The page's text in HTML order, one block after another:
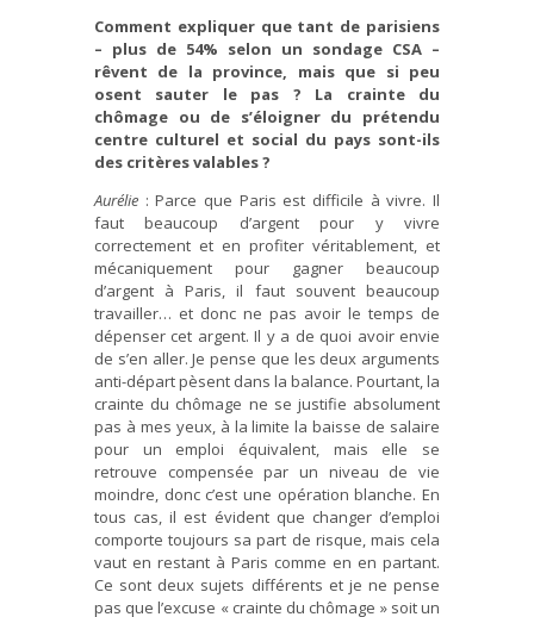
Comment expliquer que tant de parisiens
– plus de 54% selon un sondage CSA –
rêvent de la province, mais que si peu
osent sauter le pas ? La crainte du
chômage ou de s’éloigner du prétendu
centre culturel et social du pays sont-ils
des critères valables ?
Aurélie : Parce que Paris est difficile à vivre. Il
faut beaucoup d’argent pour y vivre
correctement et en profiter véritablement, et
mécaniquement pour gagner beaucoup
d’argent à Paris, il faut souvent beaucoup
travailler… et donc ne pas avoir le temps de
dépenser cet argent. Il y a de quoi avoir envie
de s’en aller. Je pense que les deux arguments
anti-départ pèsent dans la balance. Pourtant, la
crainte du chômage ne se justifie absolument
pas à mes yeux, à la limite la baisse de salaire
pour un emploi équivalent, mais elle se
retrouve compensée par un niveau de vie
moindre, donc c’est une opération blanche. En
tous cas, il est évident que changer d’emploi
comporte toujours sa part de risque, mais cela
vaut en restant à Paris comme en en partant.
Ce sont deux sujets différents et je ne pense
pas que l’excuse « crainte du chômage » soit un